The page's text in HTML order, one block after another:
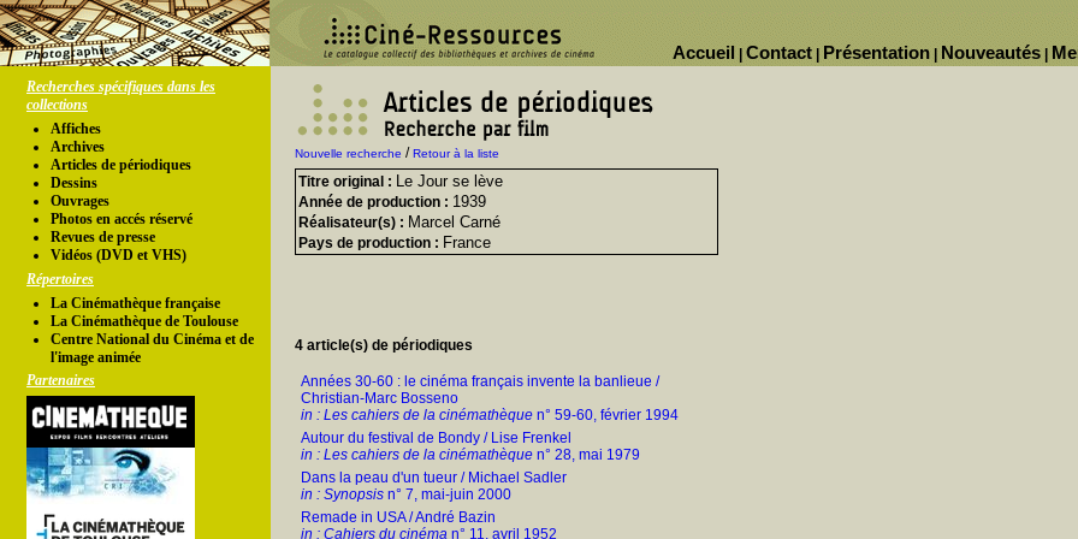
Nouveautés
Présentation
Contact
Accueil
Recherches spécifiques dans les
collections
Affiches
Archives
Articles de périodiques
Dessins
Ouvrages
Photos en accés réservé
Revues de presse
Vidéos (DVD et VHS)
Répertoires
La Cinémathèque française
La Cinémathèque de Toulouse
Centre National du Cinéma et de
l'image animée
Partenaires
Nouvelle recherche /Retour à la liste
Titre original : Le Jour se lève
Année de production : 1939
Réalisateur(s) : Marcel Carné
Pays de production : France
4 article(s) de périodiques
Années 30-60 : le cinéma français invente la banlieue /
Christian-Marc Bosseno
in : Les cahiers de la cinémathèque n° 59-60, février 1994
Autour du festival de Bondy / Lise Frenkel
in : Les cahiers de la cinémathèque n° 28, mai 1979
Dans la peau d'un tueur / Michael Sadler
in : Synopsis n° 7, mai-juin 2000
Remade in USA / André Bazin
in : Cahiers du cinéma n° 11, avril 1952